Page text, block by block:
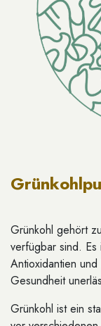
Grünkohl gehört
verfügbar sind.
Antioxidantien
Gesundheit
Grünkohl ist ein